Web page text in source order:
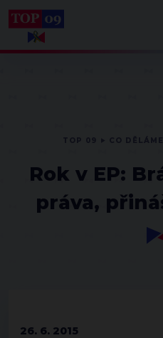
Rok v EP:
práva,
26. 6. 2015